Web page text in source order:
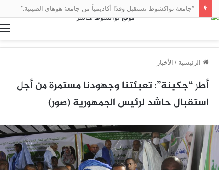
“جامعة نواكشوط تستقبل وفدًا أكاديمياً من جامعة هوهاي الصينية.”
الرئيسية / الأخبار
أطر “جكينة”: تعبئتنا وجهودنا مستمرة من أجل
استقبال حاشد لرئيس الجمهورية (صور)